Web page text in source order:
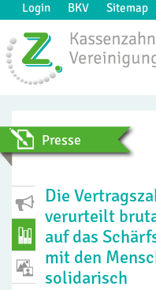
Login BKV Sitemap
Presse
Die
verurteilt
auf das
mit den
solidarisch